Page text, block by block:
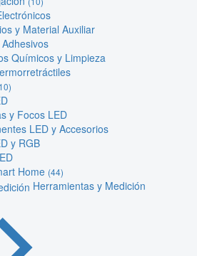
y Material Auxiliar
Químicos y Limpieza
y Focos LED
LED y Accesorios
y RGB
Home (44)
Herramientas y Medición